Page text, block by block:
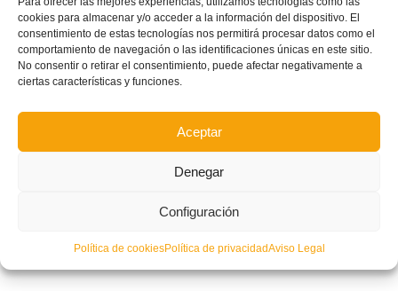
cookies para almacenar y/o acceder a la información del dispositivo. El
consentimiento de estas tecnologías nos permitirá procesar datos como el
comportamiento de navegación o las identificaciones únicas en este sitio.
No consentir o retirar el consentimiento, puede afectar negativamente a
ciertas características y funciones.
Aceptar
Denegar
Configuración
Política de cookiesPolítica de privacidadAviso Legal